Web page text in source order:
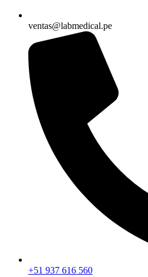
ventas@labmedical.pe
+51 937 616 560